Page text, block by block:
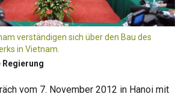
verständigen sich über den Bau des
in Vietnam.
Regierung
vom 7. November 2012 in Hanoi mit